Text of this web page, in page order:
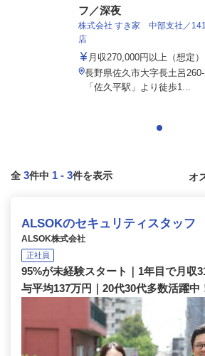
フ／深夜
株式会社 すき家 中部支社／
店
月収270,000円以上（想定）
長野県佐久市大字長土呂
「佐久平駅」より徒歩1...
全 3件中 1 - 3件を表示
ALSOKのセキュリティスタッフ
ALSOK株式会社
正社員
95%が未経験スタート｜1年目で月収
与平均137万円｜20代30代多数活躍中